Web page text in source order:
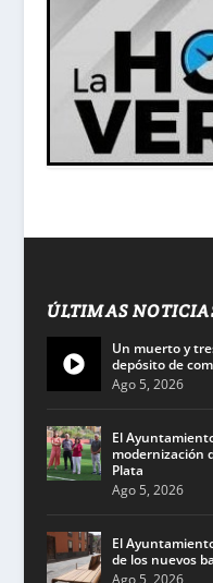
ÚLTIMAS
Un muerto y
depósito de
Ago 5, 2026
El
modernización
Plata
Ago 5, 2026
El
de los nuevos